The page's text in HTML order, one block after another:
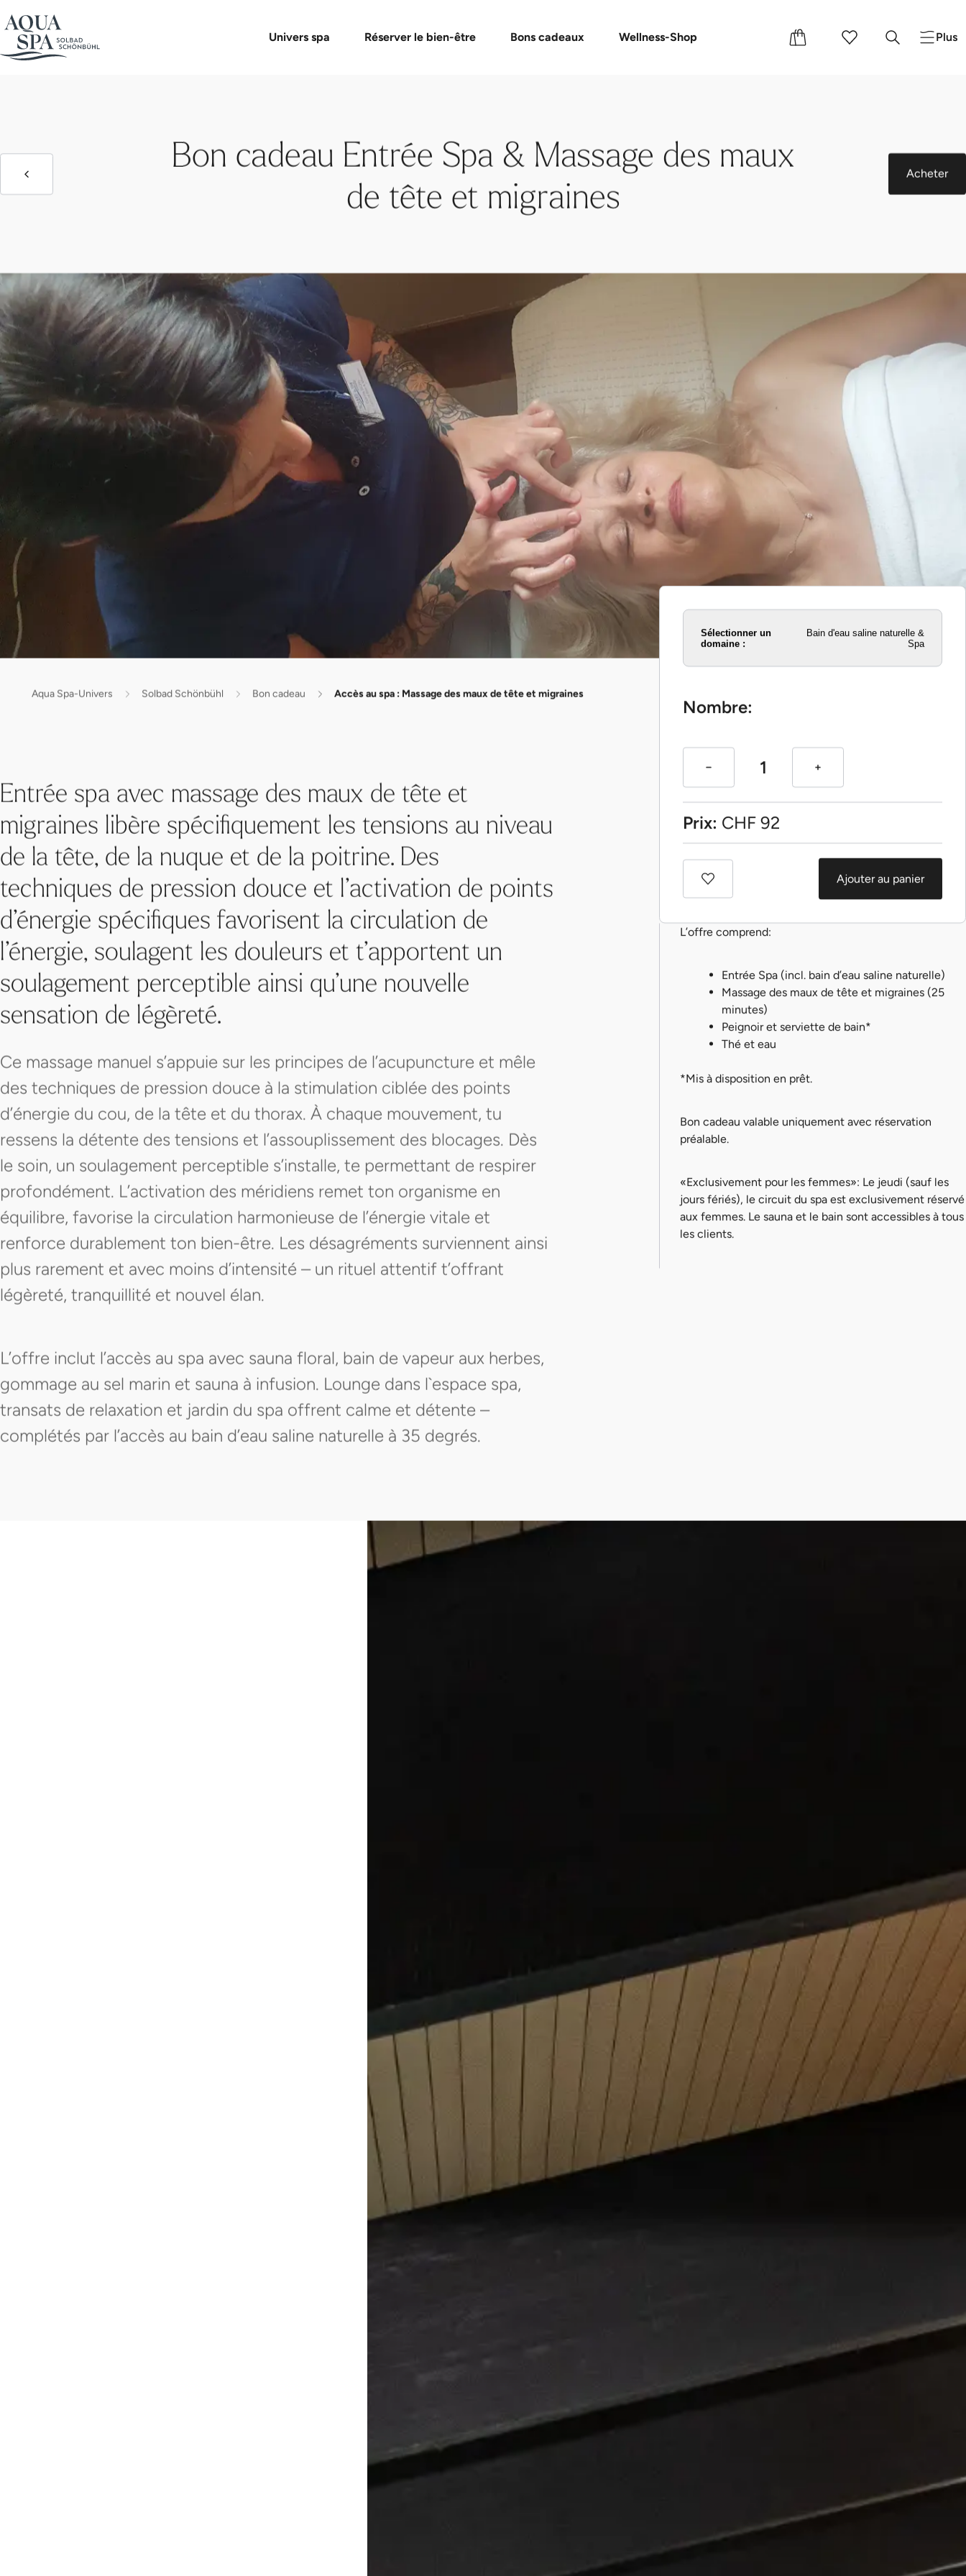
Univers spa Réserver le bien-être
Formules Day Spa Massages et soins Événements
Bons cadeaux
Boutique de bons cadeaux Vérifier un bon cadeau FAQ bons cadeaux
Wellness-Shop Plus
Bon cadeau Entrée Spa & Massage des maux
de tête et migraines
Acheter
Aqua Spa-Univers Solbad Schönbühl Bon cadeau Accès au spa : Massage des maux de tête et migraines
Entrée spa avec massage des maux de tête et
migraines libère spécifiquement les tensions au niveau
de la tête, de la nuque et de la poitrine. Des
techniques de pression douce et l’activation de points
d’énergie spécifiques favorisent la circulation de
l’énergie, soulagent les douleurs et t’apportent un
soulagement perceptible ainsi qu’une nouvelle
sensation de légèreté.
Ce massage manuel s’appuie sur les principes de l’acupuncture et mêle
des techniques de pression douce à la stimulation ciblée des points
d’énergie du cou, de la tête et du thorax. À chaque mouvement, tu
ressens la détente des tensions et l’assouplissement des blocages. Dès
le soin, un soulagement perceptible s’installe, te permettant de respirer
profondément. L’activation des méridiens remet ton organisme en
équilibre, favorise la circulation harmonieuse de l’énergie vitale et
renforce durablement ton bien-être. Les désagréments surviennent ainsi
plus rarement et avec moins d’intensité – un rituel attentif t’offrant
légèreté, tranquillité et nouvel élan.
L’offre inclut l’accès au spa avec sauna floral, bain de vapeur aux herbes,
gommage au sel marin et sauna à infusion. Lounge dans l`espace spa,
transats de relaxation et jardin du spa offrent calme et détente –
complétés par l’accès au bain d’eau saline naturelle à 35 degrés.
Sélectionner un
domaine :
Bain d'eau saline naturelle &
Spa
Nombre:
Prix: CHF 92
Ajouter au panier
L’offre comprend:
Entrée Spa (incl. bain d’eau saline naturelle)
Massage des maux de tête et migraines (25
minutes)
Peignoir et serviette de bain*
Thé et eau
*Mis à disposition en prêt.
Bon cadeau valable uniquement avec réservation
préalable.
«Exclusivement pour les femmes»: Le jeudi (sauf les
jours fériés), le circuit du spa est exclusivement réservé
aux femmes. Le sauna et le bain sont accessibles à tous
les clients.